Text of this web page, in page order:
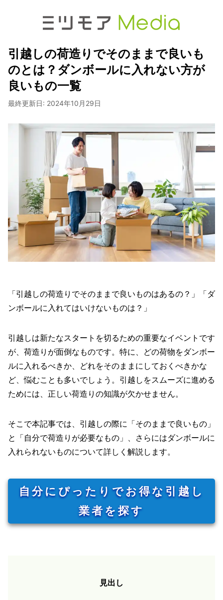
引越しの荷造りでそのままで良いも
のとは？ダンボールに入れない方が
良いもの一覧
最終更新日: 2024年10月29日
「引越しの荷造りでそのままで良いものはあるの？」
「ダ
ンボールに入れてはいけないものは？」
引越しは新たなスタートを切るための重要なイベントです
が、荷造りが面倒なものです。特に、どの荷物をダンボー
ルに入れるべきか、どれをそのままにしておくべきかな
ど、悩むことも多いでしょう。引越しをスムーズに進める
ためには、正しい荷造りの知識が欠かせません。
そこで本記事では、引越しの際に「そのままで良いもの」
と「自分で荷造りが必要なもの」、さらにはダンボールに
入れられないものについて詳しく解説します。
自分にぴったりでお得な引越し
業者を探す
見出し